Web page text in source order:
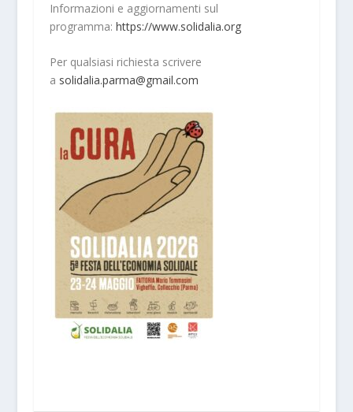
Informazioni e aggiornamenti sul
programma: https://www.solidalia.org
Per qualsiasi richiesta scrivere
a solidalia.parma@gmail.com